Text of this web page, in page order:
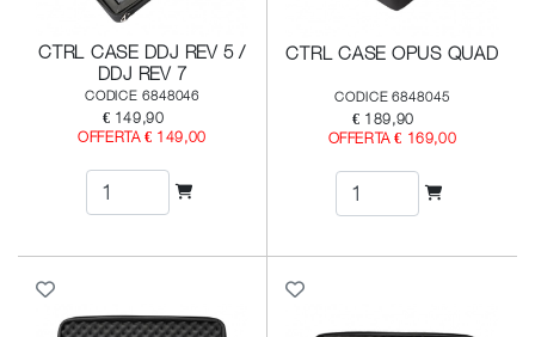
CTRL CASE DDJ REV 5 /
DDJ REV 7
CODICE 6848046
€ 149,90
OFFERTA € 149,00
CTRL CASE OPUS QUAD
CODICE 6848045
€ 189,90
OFFERTA € 169,00